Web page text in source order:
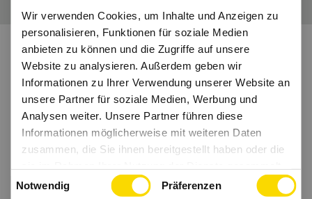
Wir verwenden Cookies, um Inhalte und Anzeigen zu
personalisieren, Funktionen für soziale Medien
anbieten zu können und die Zugriffe auf unsere
Website zu analysieren. Außerdem geben wir
Informationen zu Ihrer Verwendung unserer Website an
unsere Partner für soziale Medien, Werbung und
Analysen weiter. Unsere Partner führen diese
Informationen möglicherweise mit weiteren Daten
zusammen, die Sie ihnen bereitgestellt haben oder die
haben.
Notwendig Präferenzen